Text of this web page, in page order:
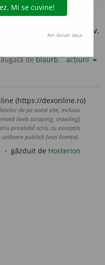
un lucru principal. ║ adv.
deblaurb. acțiuni
(https://dexonline.ro)
de pe acest site, inclusiv
(web scraping, crawling),
prealabil scris, cu excepția
publică (vezi licența).
găzduit de Hosterion
Am donat deja.